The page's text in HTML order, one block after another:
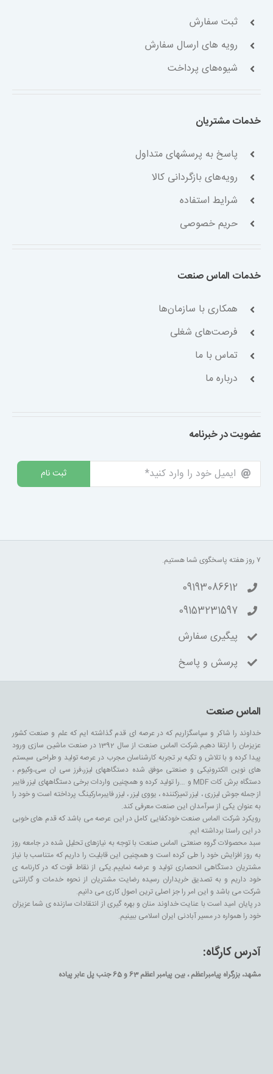
ثبت سفارش
رویه های ارسال سفارش
شیوه‌های پرداخت
خدمات مشتریان
پاسخ به پرسشهای متداول
رویه‌های بازگردانی کالا
شرایط استفاده
حریم خصوصی
خدمات الماس صنعت
همکاری با سازمان‌ها
فرصت‌های شغلی
تماس با ما
درباره ما
عضویت در خبرنامه
ثبت نام
۷ روز هفته پاسخگوی شما هستیم.
09193086612
09153231597
پیگیری سفارش
پرسش و پاسخ
الماس صنعت
خداوند را شاکر و سپاسگزاریم که در عرصه ای قدم گذاشته ایم که علم و صنعت کشور
عزیزمان را ارتقا دهیم.شرکت الماس صنعت از سال 1392 در صنعت ماشین سازی ورود
پیدا کرده و با تلاش و تکیه بر تجربه کارشناسان مجرب در عرصه تولید و طراحی سیستم
های نوین الکترونیکی و صنعتی موفق شده دستگاههای لیزر،فرز سی ان سی،وکیوم ،
دستگاه برش کات MDF و …را تولید کرده و همچنین واردات برخی دستگاههای لیزر فایبر
از جمله جوش لیزری ، لیزر تمیزکننده ، یووی لیزر ، لیزر فایبرمارکینگ پرداخته است و خود را
به عنوان یکی از سرآمدان این صنعت معرفی کند.
رویکرد شرکت الماس صنعت خودکفایی کامل در این عرصه می باشد که قدم های خوبی
در این راستا برداشته ایم.
سبد محصولات گروه صنعتی الماس صنعت با توجه به نیازهای تحلیل شده در جامعه روز
به روز افزایش خود را طی کرده است و همچنین این قابلیت را داریم که متناسب با نیاز
مشتریان دستگاهی انحصاری تولید و عرضه نماییم.یکی از نقاط قوت که در کارنامه ی
خود داریم و به تصدیق خریداران رسیده رضایت مشتریان از نحوه خدمات و گارانتی
شرکت می باشد و این امر را جز اصلی ترین اصول کاری می دانیم.
در پایان امید است با عنایت خداوند منان و بهره گیری از انتقادات سازنده ی شما عزیزان
خود را همواره در مسیر آبادنی ایران اسلامی ببینیم.
آدرس کارگاه:
مشهد، بزرگراه پیامبراعظم ، بین پیامبر اعظم 63 و 65 جنب پل عابر پیاده